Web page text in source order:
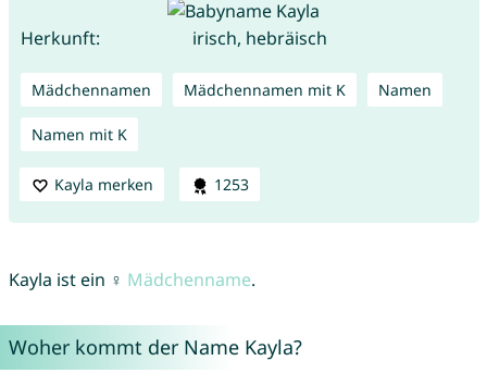
Herkunft: irisch, hebräisch
Mädchennamen Mädchennamen mit K Namen
Namen mit K
Kayla merken 1253
Kayla ist ein ♀ Mädchenname.
Woher kommt der Name Kayla?